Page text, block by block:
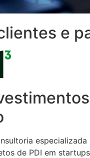
e
especializada
de PDI em